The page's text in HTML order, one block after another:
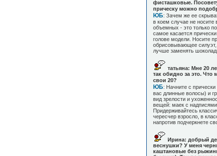
фисташковые.
прическу можно
ЮБ: Зачем же ее
в коем случае не
объемных - это только
самое касается
голове модели. Носите
обрисовывающее
лучше заменять
татьяна: Мне 20
так обидно за это. Что
свои 20?
ЮБ: Начните с
вас длинные волосы) и
вид зрелости и
вещей: маек с
Придерживайтесь
чересчер взросло, в
напротив подчеркнете
Ирина: добрый
веснушки? У меня
каштановые без